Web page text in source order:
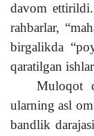
davom
rahbarlar,
birgalikda
qaratilgan
Muloqot
ularning asl
bandlik